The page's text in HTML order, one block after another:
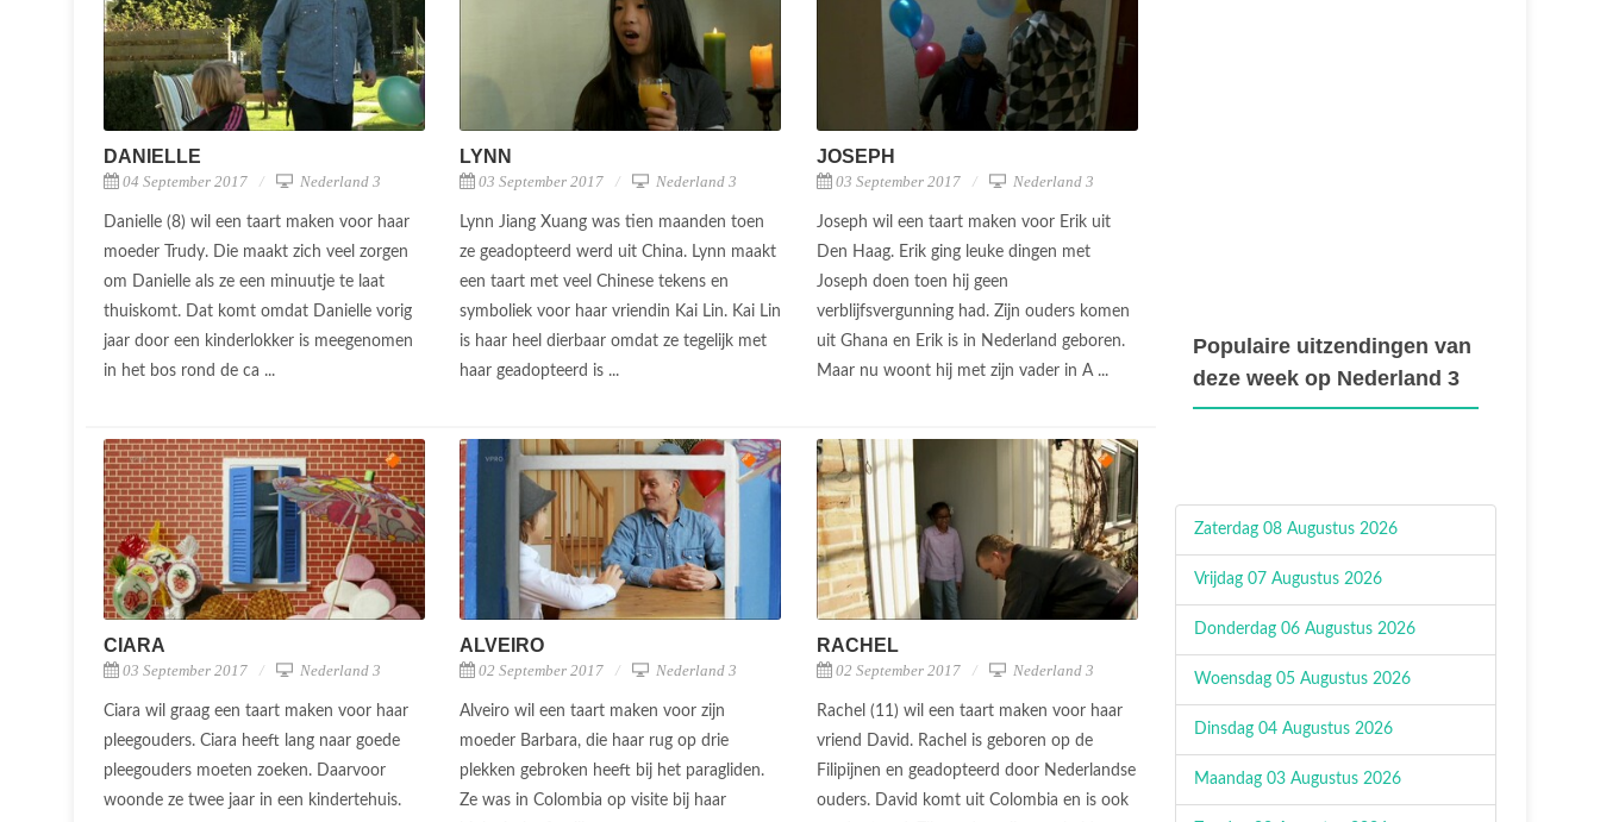
DANIELLE
04 September 2017 Nederland 3
Danielle (8) wil een taart maken voor haar
moeder Trudy. Die maakt zich veel zorgen
om Danielle als ze een minuutje te laat
thuiskomt. Dat komt omdat Danielle vorig
jaar door een kinderlokker is meegenomen
in het bos rond de ca ...
LYNN
03 September 2017 Nederland 3
Lynn Jiang Xuang was tien maanden toen
ze geadopteerd werd uit China. Lynn maakt
een taart met veel Chinese tekens en
symboliek voor haar vriendin Kai Lin. Kai Lin
is haar heel dierbaar omdat ze tegelijk met
haar geadopteerd is ...
JOSEPH
03 September 2017 Nederland 3
Joseph wil een taart maken voor Erik uit
Den Haag. Erik ging leuke dingen met
Joseph doen toen hij geen
verblijfsvergunning had. Zijn ouders komen
uit Ghana en Erik is in Nederland geboren.
Maar nu woont hij met zijn vader in A ...
CIARA
03 September 2017 Nederland 3
Ciara wil graag een taart maken voor haar
pleegouders. Ciara heeft lang naar goede
pleegouders moeten zoeken. Daarvoor
woonde ze twee jaar in een kindertehuis.
ALVEIRO
02 September 2017 Nederland 3
Alveiro wil een taart maken voor zijn
moeder Barbara, die haar rug op drie
plekken gebroken heeft bij het paragliden.
Ze was in Colombia op visite bij haar
RACHEL
02 September 2017 Nederland 3
Rachel (11) wil een taart maken voor haar
vriend David. Rachel is geboren op de
Filipijnen en geadopteerd door Nederlandse
ouders. David komt uit Colombia en is ook
Populaire uitzendingen van
deze week op Nederland 3
Zaterdag 08 Augustus 2026
Vrijdag 07 Augustus 2026
Donderdag 06 Augustus 2026
Woensdag 05 Augustus 2026
Dinsdag 04 Augustus 2026
Maandag 03 Augustus 2026